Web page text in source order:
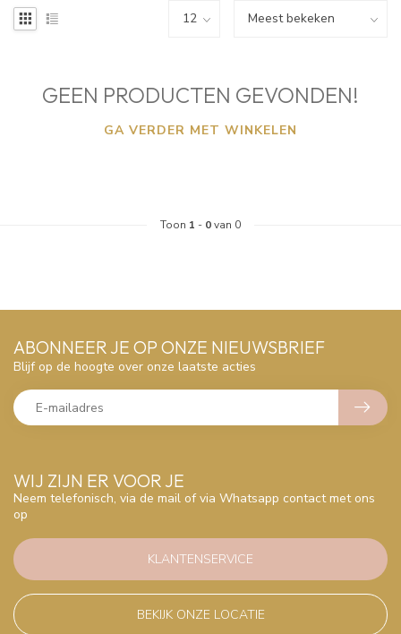
GEEN PRODUCTEN GEVONDEN!
GA VERDER MET WINKELEN
Toon 1 - 0van 0
WIJ ZIJN ER VOOR JE
Neem telefonisch, via de mail of via Whatsapp contact met ons
op
KLANTENSERVICE
BEKIJK ONZE LOCATIE
ABONNEER JE OP ONZE NIEUWSBRIEF
Blijf op de hoogte over onze laatste acties